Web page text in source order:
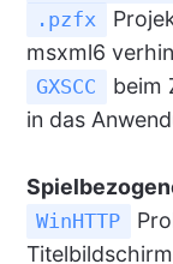
.pzfx
msxml6
GXSCC
beim
in das
WinHTTP